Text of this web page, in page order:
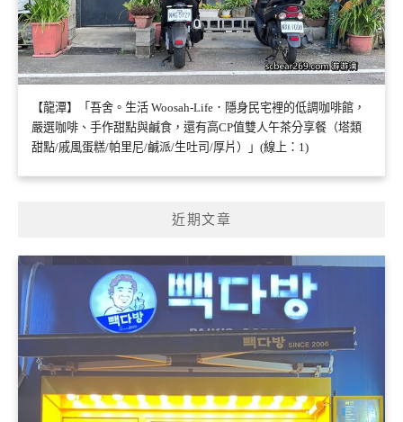
【龍潭】「吾舍。生活 Woosah-Life．隱身民宅裡的低調咖啡館，
嚴選咖啡、手作甜點與鹹食，還有高CP值雙人午茶分享餐（塔類
甜點/戚風蛋糕/帕里尼/鹹派/生吐司/厚片）」(線上：1)
近期文章